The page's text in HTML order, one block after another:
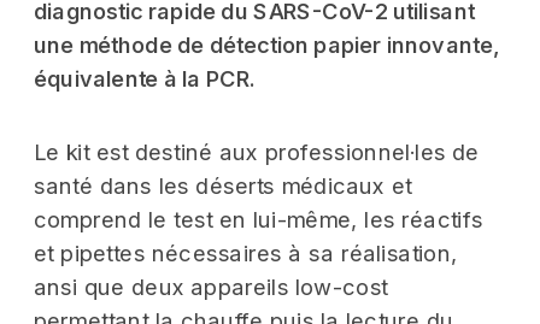
diagnostic rapide du SARS-CoV-2 utilisant
une méthode de détection papier innovante,
équivalente à la PCR.
Le kit est destiné aux professionnel·les de
santé dans les déserts médicaux et
comprend le test en lui-même, les réactifs
et pipettes nécessaires à sa réalisation,
ansi que deux appareils low-cost